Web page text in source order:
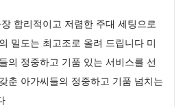
합리적이고 저렴한 주대 세팅으로
밀도는 최고조로 올려 드립니다 미
의 정중하고 기품 있는 서비스를 선
춘 아가씨들의 정중하고 기품 넘치는